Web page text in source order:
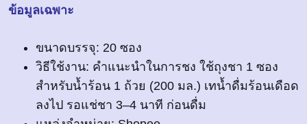
ข้อมูลเฉพาะ
ขนาดบรรจุ: 20 ซอง
วิธีใช้งาน: คำแนะนำในการชง ใช้ถุงชา 1 ซอง
สำหรับน้ำร้อน 1 ถ้วย (200 มล.) เทน้ำดื่มร้อนเดือด
ลงไป รอแช่ชา 3–4 นาที ก่อนดื่ม